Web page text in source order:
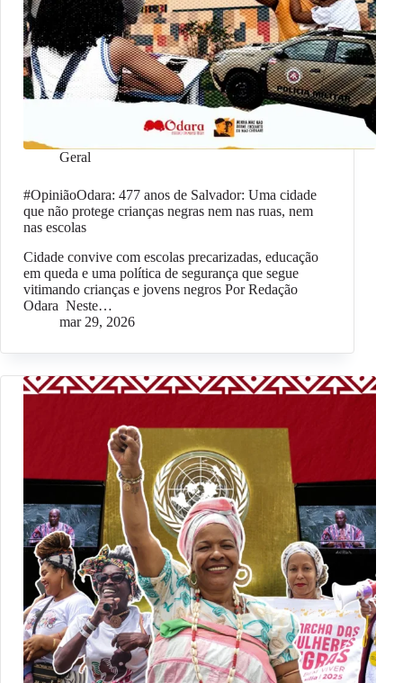
Geral
#OpiniãoOdara: 477 anos de Salvador: Uma cidade
que não protege crianças negras nem nas ruas, nem
nas escolas
Cidade convive com escolas precarizadas, educação
em queda e uma política de segurança que segue
vitimando crianças e jovens negros Por Redação
Odara Neste…
mar 29, 2026